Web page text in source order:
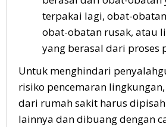
terpakai lagi, obat-
obat-obatan rusak, atau
yang berasal dari proses
Untuk menghindari
risiko pencemaran
dari rumah sakit harus
lainnya dan dibuang dengan